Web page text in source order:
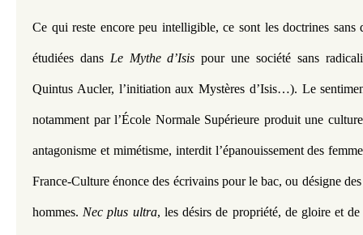
Ce qui reste encore peu intelligible, ce sont les doctrines sans
étudiées dans Le Mythe d’Isis pour une société sans
Quintus Aucler, l’initiation aux Mystères d’Isis…). Le
notamment par l’École Normale Supérieure produit une
antagonisme et mimétisme, interdit l’épanouissement des
France-Culture énonce des écrivains pour le bac, ou désigne
hommes. Nec plus ultra, les désirs de propriété, de gloire et de